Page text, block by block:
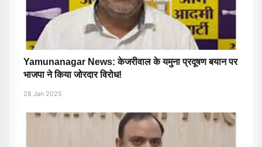
Yamunanagar News: केजरीवाल के यमुना प्रदूषण बयान पर
भाजपा ने किया जोरदार विरोध!
28 Jan 2025